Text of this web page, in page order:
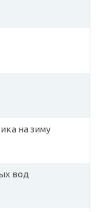
на зиму
вод